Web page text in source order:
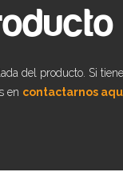
del producto. Si
en contactarnos